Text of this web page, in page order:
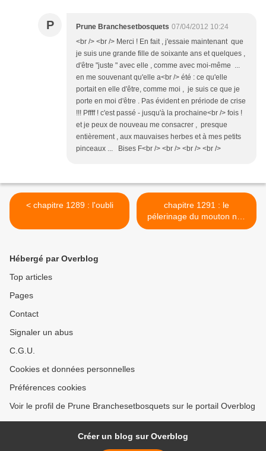
P Prune Branchesetbosquets 07/04/2012 10:24
<br /> <br /> Merci ! En fait , j'essaie maintenant que
je suis une grande fille de soixante ans et quelques ,
d'être "juste " avec elle , comme avec moi-même ...
en me souvenant qu'elle a<br /> été : ce qu'elle
portait en elle d'être, comme moi , je suis ce que je
porte en moi d'être . Pas évident en prériode de crise
!!! Pffff ! c'est passé - jusqu'à la prochaine<br /> fois !
et je peux de nouveau me consacrer , presque
entièrement , aux mauvaises herbes et à mes petits
pinceaux ... Bises F<br /> <br /> <br /> <br />
< chapitre 1289 : l'oubli
chapitre 1291 : le
pélerinage du mouton noir
>
Hébergé par Overblog
Top articles
Pages
Contact
Signaler un abus
C.G.U.
Cookies et données personnelles
Préférences cookies
Voir le profil de Prune Branchesetbosquets sur le portail Overblog
Créer un blog sur Overblog